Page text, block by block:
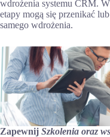
wdrożenia systemu CRM.
etapy mogą się przenikać
samego wdrożenia.
Zapewnij Szkolenia oraz